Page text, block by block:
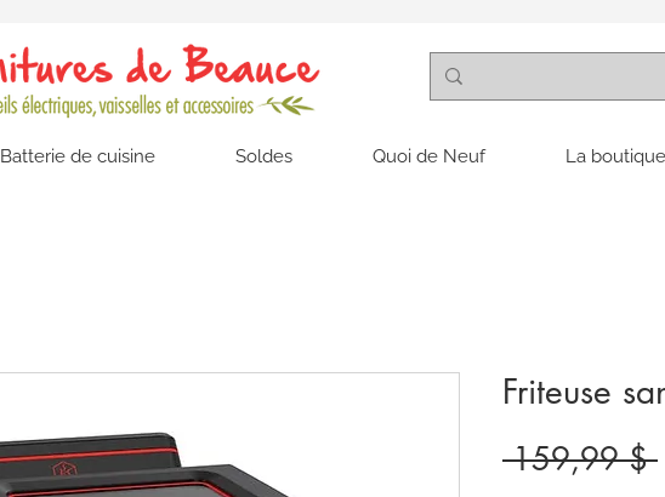
Batterie de cuisine Soldes Quoi de Neuf La
Friteuse
159,99 $